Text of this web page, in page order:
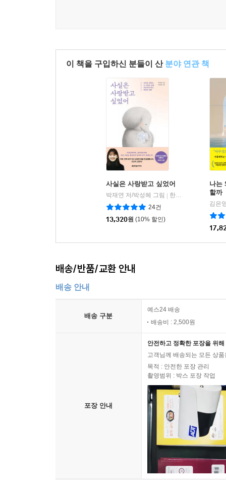
이 책을 구입하신 분들이 산 분야 연관 책
사실은 사랑받고 싶었어
박재연 저/박성헤 그림
한빛라이프
24건
13,320원 (10% 할인)
나는
할까
김은
배송/반품/교환 안내
배송 안내
배송 구분
예스24 배송
배송비 : 2,500원
포장 안내
안전하고 정확한 포장을 위
고객님께 배송되는 모든 상
목적 : 안전한 포장 관리
촬영범위 : 박스 포장 작업